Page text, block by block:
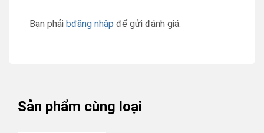
Bạn phải bđăng nhập để gửi đánh giá.
Sản phẩm cùng loại